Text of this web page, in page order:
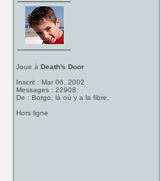
Joue àDeath's Door
Inscrit : Mar 06, 2002
Messages : 22908
De : Borgo, là où y a la fibre.
Hors ligne